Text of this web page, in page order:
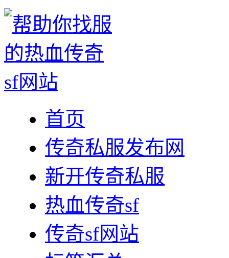
首页
传奇私服发布网
新开传奇私服
热血传奇sf
传奇sf网站